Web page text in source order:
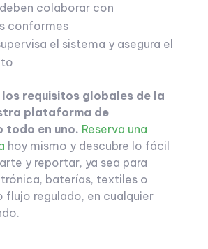
colaborar con
conformes
el sistema y asegura el
requisitos globales de la
plataforma de
todo en uno. Reserva una
hoy mismo y descubre lo fácil
y reportar, ya sea para
baterías, textiles o
flujo regulado, en cualquier